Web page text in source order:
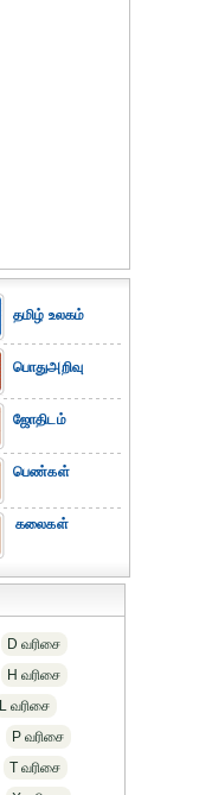
தமிழ் உலகம்
பொதுஅறிவு
ஜோதிடம்
பெண்கள்
கலைகள்
D வரிசை
H வரிசை
L வரிசை
P வரிசை
T வரிசை